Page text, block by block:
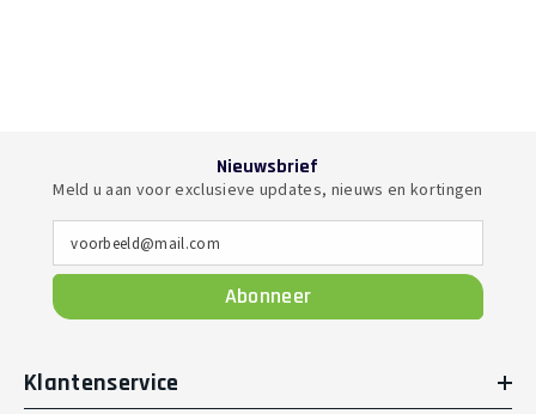
Nieuwsbrief
Meld u aan voor exclusieve updates, nieuws en kortingen
voorbeeld@mail.com
Abonneer
Klantenservice